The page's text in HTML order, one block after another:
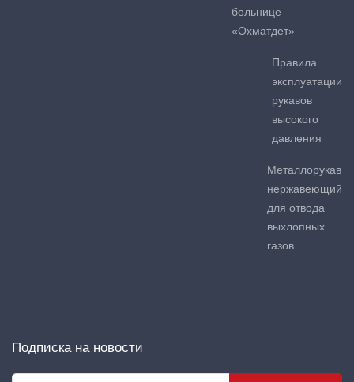
больнице
«Охматдет»
Правила
эксплуатации
рукавов
высокого
давления
Металлорукав
нержавеющий
для отвода
выхлопных
газов
Подписка на новости